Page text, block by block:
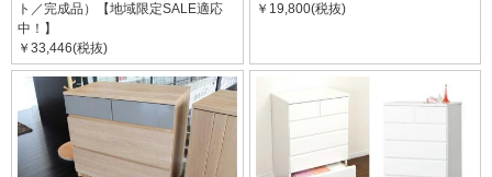
ト／完成品）【地域限定SALE適応
中！】
￥33,446(税抜)
￥19,800(税抜)